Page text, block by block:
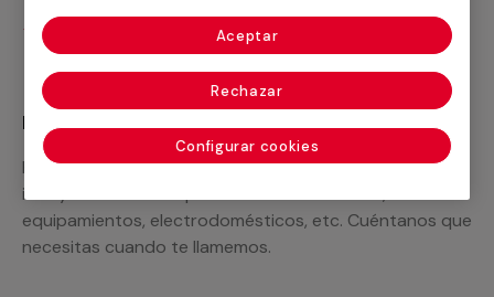
Recuerda que en MULTIMAP
Podemos ofrecer cualquier servicio a medida
incluyendo todo lo que necesites: materiales,
equipamientos, electrodomésticos, etc. Cuéntanos que
necesitas cuando te llamemos.
Configurar cookies
Rechazar
Aceptar